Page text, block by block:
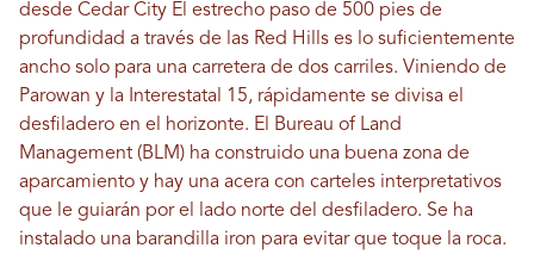
desde Cedar City El estrecho paso de 500 pies de
profundidad a través de las Red Hills es lo suficientemente
ancho solo para una carretera de dos carriles. Viniendo de
Parowan y la Interestatal 15, rápidamente se divisa el
desfiladero en el horizonte. El Bureau of Land
Management (BLM) ha construido una buena zona de
aparcamiento y hay una acera con carteles interpretativos
que le guiarán por el lado norte del desfiladero. Se ha
instalado una barandilla iron para evitar que toque la roca.